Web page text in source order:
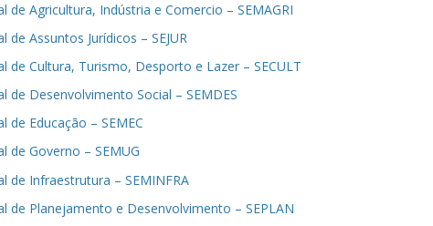
de Agricultura, Indústria e Comercio – SEMAGRI
de Assuntos Jurídicos – SEJUR
de Cultura, Turismo, Desporto e Lazer – SECULT
de Desenvolvimento Social – SEMDES
de Educação – SEMEC
de Governo – SEMUG
de Infraestrutura – SEMINFRA
de Planejamento e Desenvolvimento – SEPLAN